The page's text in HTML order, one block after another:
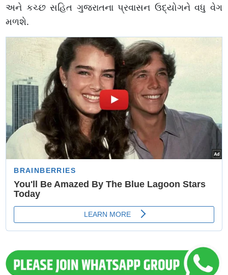
અને કચ્છ સહિત ગુજરાતના પ્રવાસન ઉદ્યોગને વધુ વેગ
મળશે.